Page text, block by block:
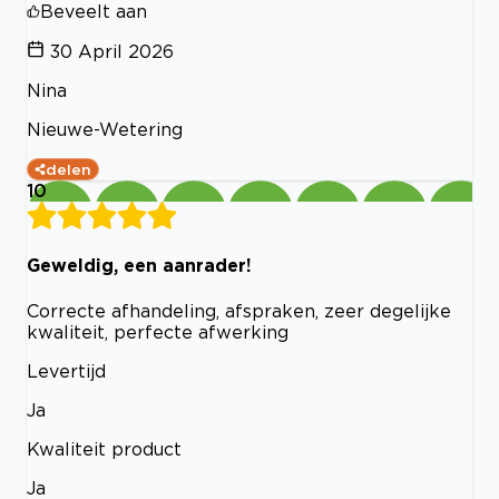
Beveelt aan
30 April 2026
Nina
Nieuwe-Wetering
delen
10
Geweldig, een aanrader!
Correcte afhandeling, afspraken, zeer degelijke
kwaliteit, perfecte afwerking
Levertijd
Ja
Kwaliteit product
Ja